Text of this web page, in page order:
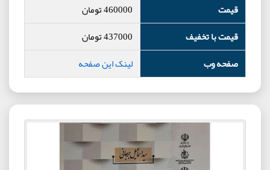
قیمت
460000تومان
قیمت با تخفیف
437000تومان
صفحه وب
لینک این صفحه